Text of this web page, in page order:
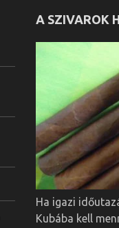
A SZIVAROK
Ha igazi
Kubába kell